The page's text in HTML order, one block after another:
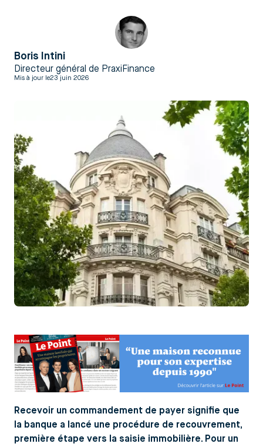
Boris Intini
Directeur général de PraxiFinance
Mis à jour le23 juin 2026
Recevoir un commandement de payer signifie que
la banque a lancé une procédure de recouvrement,
première étape vers la saisie immobilière. Pour un